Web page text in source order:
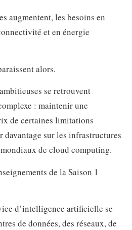
augmentent, les besoins en
et en énergie
alors.
se retrouvent
: maintenir une
de certaines limitations
davantage sur les infrastructures
de cloud computing.
de la Saison 1
d’intelligence artificielle se
de données, des réseaux, de